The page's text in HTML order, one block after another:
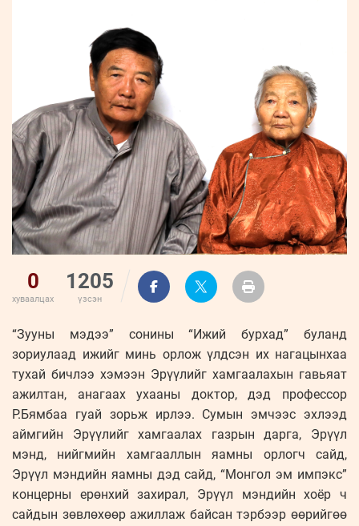
Бүртгүүлэх
хөгжил
Leaderships
forum
УРЛАГ
WEEKLY
0
хуваалцах
1205
үзсэн
“Зууны мэдээ” сонины “Ижий бурхад” буланд
зориулаад ижийг минь орлож үлдсэн их нагацынхаа
тухай бичлээ хэмээн Эрүүлийг хамгаалахын гавьяат
ажилтан, анагаах ухааны доктор, дэд профессор
Р.Бямбаа гуай зорьж ирлээ. Сумын эмчээс эхлээд
аймгийн Эрүүлийг хамгаалах газрын дарга, Эрүүл
мэнд, нийгмийн хамгааллын яамны орлогч сайд,
Эрүүл мэндийн яамны дэд сайд, “Монгол эм импэкс”
концерны ерөнхий захирал, Эрүүл мэндийн хоёр ч
сайдын зөвлөхөөр ажиллаж байсан тэрбээр өөрийгөө